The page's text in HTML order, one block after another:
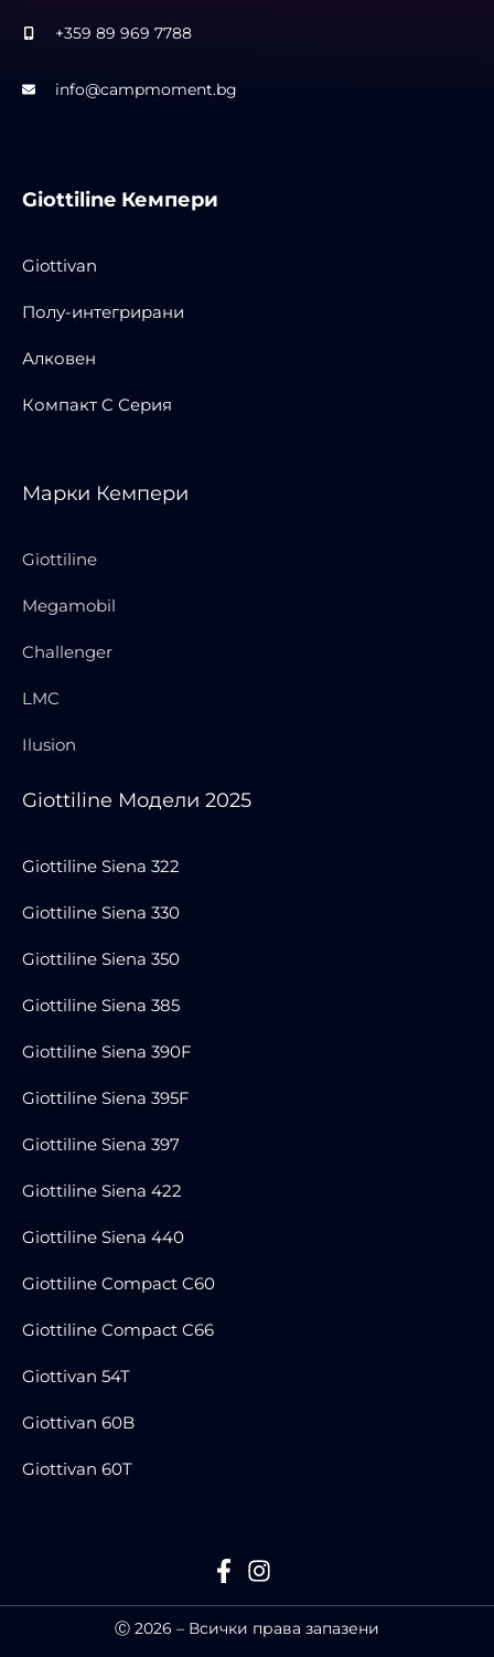
+359 89 969 7788
info@campmoment.bg
Giottiline Кемпери
Giottivan
Полу-интегрирани
Алковен
Компакт C Серия
Марки Кемпери
Giottiline
Megamobil
Challenger
LMC
Ilusion
Giottiline Модели 2025
Giottiline Siena 322
Giottiline Siena 330
Giottiline Siena 350
Giottiline Siena 385
Giottiline Siena 390F
Giottiline Siena 395F
Giottiline Siena 397
Giottiline Siena 422
Giottiline Siena 440
Giottiline Compact C60
Giottiline Compact C66
Giottivan 54T
Giottivan 60B
Giottivan 60T
Ⓒ 2026 – Всички права запазени